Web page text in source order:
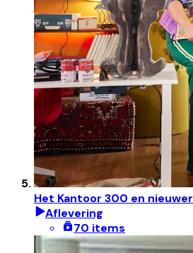
Het Kantoor 300 en nieuwer
Aflevering
70 items